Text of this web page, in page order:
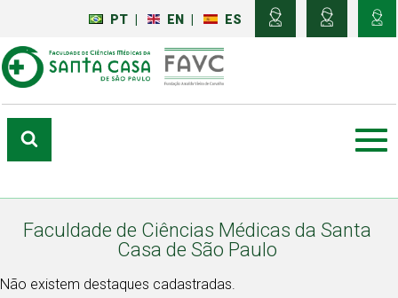
PT EN ES
Faculdade de Ciências Médicas da Santa
Casa de São Paulo
Não existem destaques cadastradas.